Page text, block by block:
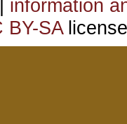
information
BY-SA